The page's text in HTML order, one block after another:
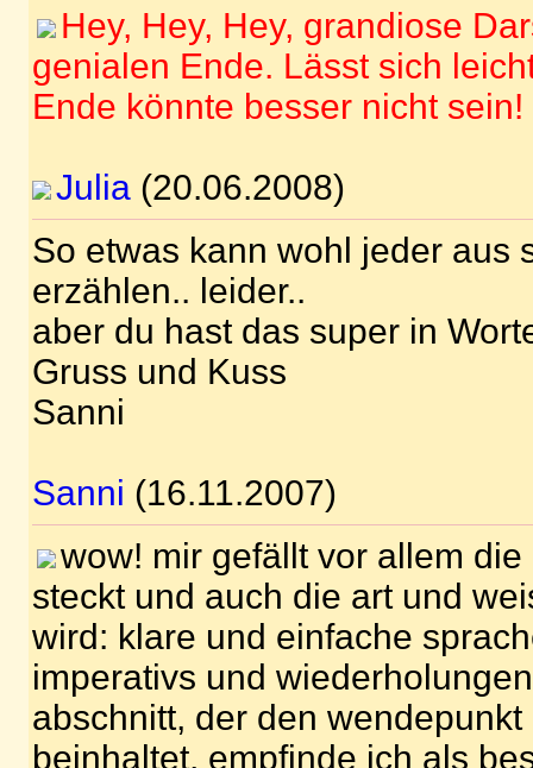
Hey, Hey, Hey, grandiose
genialen Ende. Lässt sich
Ende könnte besser nicht sein!
Julia (20.06.2008)
So etwas kann wohl jeder aus
erzählen.. leider..
aber du hast das super in
Gruss und Kuss
Sanni
Sanni (16.11.2007)
wow! mir gefällt vor allem
steckt und auch die art und
wird: klare und einfache
imperativs und
abschnitt, der den
beinhaltet, empfinde ich als